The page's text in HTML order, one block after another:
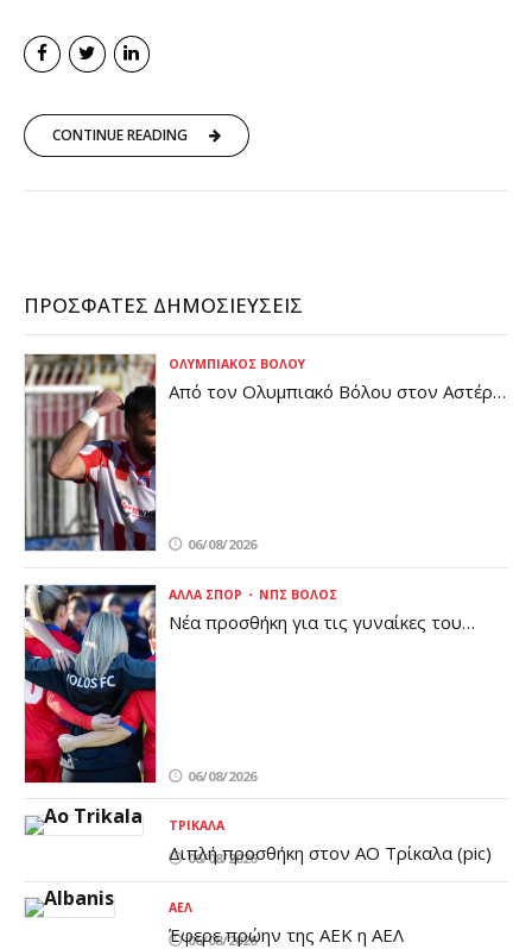
CONTINUE READING
ΠΡΌΣΦΑΤΕΣ ΔΗΜΟΣΙΕΎΣΕΙΣ
ΟΛΥΜΠΙΑΚΌΣ ΒΌΛΟΥ
Από τον Ολυμπιακό Βόλου στον Αστέρα
06/08/2026
ΆΛΛΑ ΣΠΟΡ ΝΠΣ ΒΌΛΟΣ
Νέα προσθήκη για τις γυναίκες του
06/08/2026
ΤΡΊΚΑΛΑ
Διπλή προσθήκη στον ΑΟ Τρίκαλα (pic)
06/08/2026
ΑΕΛ
Έφερε πρώην της ΑΕΚ η ΑΕΛ
06/08/2026